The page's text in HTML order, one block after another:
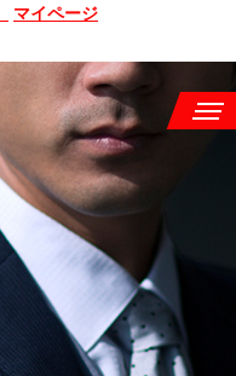
マイページ